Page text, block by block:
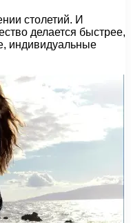
столетий. И
делается быстрее,
индивидуальные